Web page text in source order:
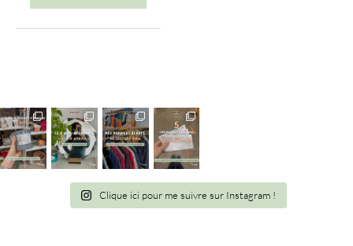
Clique ici pour me suivre sur Instagram !